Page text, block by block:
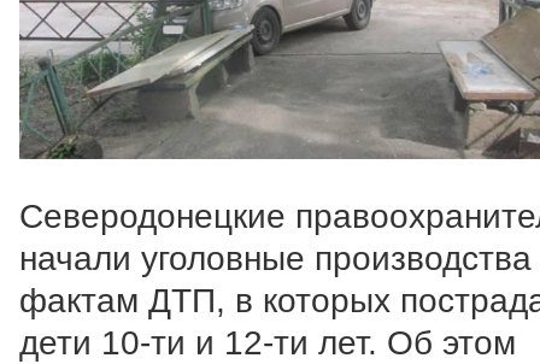
Северодонецкие
начали уголовные
фактам ДТП, в которых
дети 10-ти и 12-ти лет. Об этом